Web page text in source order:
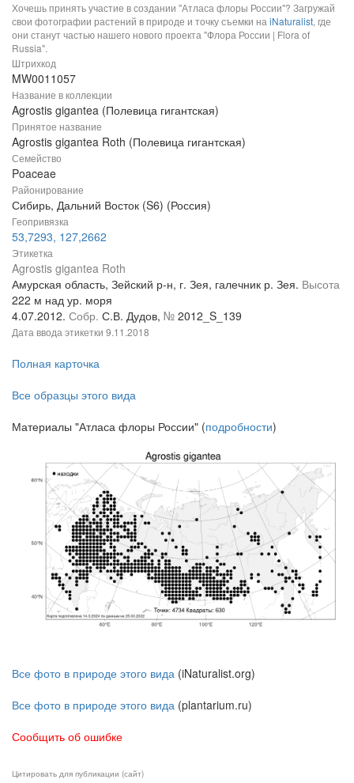
Хочешь принять участие в создании "Атласа флоры России"? Загружай
свои фотографии растений в природе и точку съемки на iNaturalist, где
они станут частью нашего нового проекта "Флора России | Flora of
Russia".
Штрихкод
MW0011057
Название в коллекции
Agrostis gigantea (Полевица гигантская)
Принятое название
Agrostis gigantea Roth (Полевица гигантская)
Семейство
Poaceae
Районирование
Сибирь, Дальний Восток (S6) (Россия)
Геопривязка
53,7293, 127,2662
Этикетка
Agrostis gigantea Roth
Амурская область, Зейский р-н, г. Зея, галечник р. Зея. Высота
222 м над ур. моря
4.07.2012. Собр. С.В. Дудов, № 2012_S_139
Дата ввода этикетки 9.11.2018
Полная карточка
Все образцы этого вида
Материалы "Атласа флоры России" (подробности)
Все фото в природе этого вида (iNaturalist.org)
Все фото в природе этого вида (plantarium.ru)
Сообщить об ошибке
Цитировать для публикации (сайт)